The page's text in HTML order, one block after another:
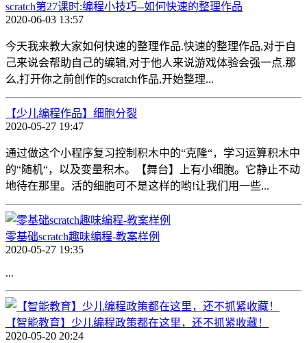
scratch第27课时:编程小技巧--如何快速的整理作品
2020-06-03 13:57
今天我来教大家如何快速的整理作品.快速的整理作品,对于自
己来说会帮助自己的编辑,对于他人来说游戏体验会强一点.那
么,打开你之前创作的scratch作品,开始整理...
【少儿编程作品】细胞分裂
2020-05-27 19:47
通过做这个小程序复习控制积木中的“克隆“，学习运算积木中
的“随机“，以及变量积木。【舞台】上有小细胞。它静止不动
地待在那里。活的细胞可不是这样的哟!让我们用一些...
零基础scratch趣味编程-教案样例
2020-05-27 19:35
...
【智能教育】少儿编程政策都在这里，还不抓紧收藏！
2020-05-20 20:24